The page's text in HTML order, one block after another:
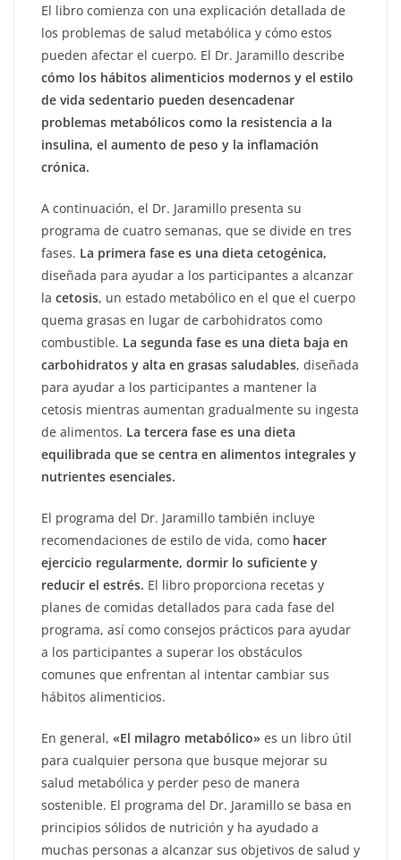
El libro comienza con una explicación detallada de
los problemas de salud metabólica y cómo estos
pueden afectar el cuerpo. El Dr. Jaramillo describe
cómo los hábitos alimenticios modernos y el estilo
de vida sedentario pueden desencadenar
problemas metabólicos como la resistencia a la
insulina, el aumento de peso y la inflamación
crónica.
A continuación, el Dr. Jaramillo presenta su
programa de cuatro semanas, que se divide en tres
fases. La primera fase es una dieta cetogénica,
diseñada para ayudar a los participantes a alcanzar
la cetosis, un estado metabólico en el que el cuerpo
quema grasas en lugar de carbohidratos como
combustible. La segunda fase es una dieta baja en
carbohidratos y alta en grasas saludables, diseñada
para ayudar a los participantes a mantener la
cetosis mientras aumentan gradualmente su ingesta
de alimentos. La tercera fase es una dieta
equilibrada que se centra en alimentos integrales y
nutrientes esenciales.
El programa del Dr. Jaramillo también incluye
recomendaciones de estilo de vida, como hacer
ejercicio regularmente, dormir lo suficiente y
reducir el estrés. El libro proporciona recetas y
planes de comidas detallados para cada fase del
programa, así como consejos prácticos para ayudar
a los participantes a superar los obstáculos
comunes que enfrentan al intentar cambiar sus
hábitos alimenticios.
En general, «El milagro metabólico» es un libro útil
para cualquier persona que busque mejorar su
salud metabólica y perder peso de manera
sostenible. El programa del Dr. Jaramillo se basa en
principios sólidos de nutrición y ha ayudado a
muchas personas a alcanzar sus objetivos de salud y